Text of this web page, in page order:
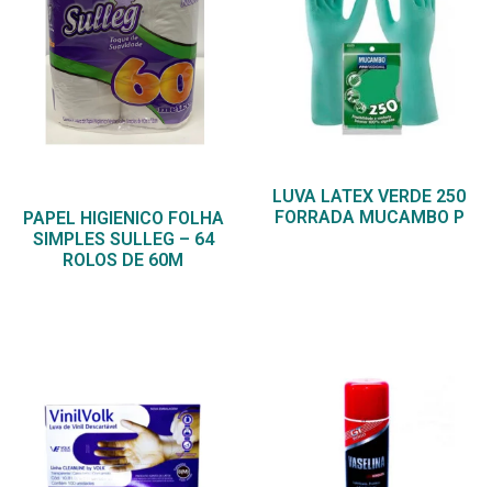
PAPEL HIGIENICO FOLHA
SIMPLES SULLEG – 64
ROLOS DE 60M
LUVA LATEX VERDE 250
FORRADA MUCAMBO P